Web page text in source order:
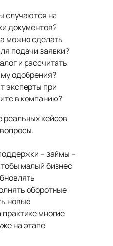
случаются на
документов?
можно сделать
подачи заявки?
и рассчитать
одобрения?
эксперты при
в компанию?
реальных кейсов
– займы –
малый бизнес
оборотные
новые
многие
на этапе